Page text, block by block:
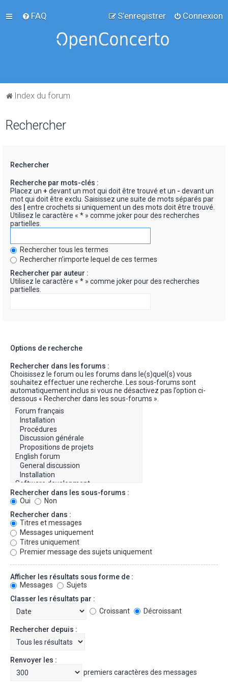
FAQ Connexion
S’enregistrer
Index du forum
Rechercher
Rechercher
Recherche par mots-clés :
Placez un + devant un mot qui doit être trouvé et un - devant un
mot qui doit être exclu. Saisissez une suite de mots séparés par
des
entre crochets si uniquement un des mots doit être trouvé.
Utilisez le caractère « * » comme joker pour des recherches
partielles.
Rechercher tous les termes
Rechercher n’importe lequel de ces termes
Rechercher par auteur :
Utilisez le caractère « * » comme joker pour des recherches
partielles.
Options de recherche
Rechercher dans les forums :
Choisissez le forum ou les forums dans le(s)quel(s) vous
souhaitez effectuer une recherche. Les sous-forums sont
automatiquement inclus si vous ne désactivez pas l’option ci-
dessous « Rechercher dans les sous-forums ».
Rechercher dans les sous-forums :
Oui
Non
Rechercher dans :
Titres et messages
Messages uniquement
Titres uniquement
Premier message des sujets uniquement
Afficher les résultats sous forme de :
Messages
Sujets
Classer les résultats par :
Croissant
Décroissant
Rechercher depuis :
Renvoyer les :
premiers caractères des messages